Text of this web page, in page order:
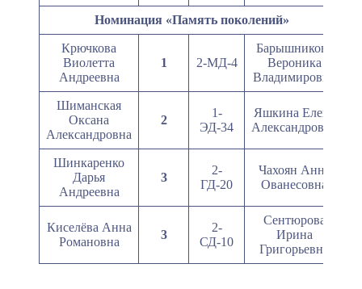
Номинация «Память поколений»
Крючкова
Виолетта
Андреевна
1 2-МД-4
Барышникова
Вероника
Владимировна
Шиманская
Оксана
Александровна
2
1-
ЭД-34
Яшкина Елена
Александровна
Шинкаренко
Дарья
Андреевна
3
2-
ГД-20
Чахоян Анна
Ованесовна
Киселёва Анна
Романовна
3
2-
СД-10
Сентюрова
Ирина
Григорьевна